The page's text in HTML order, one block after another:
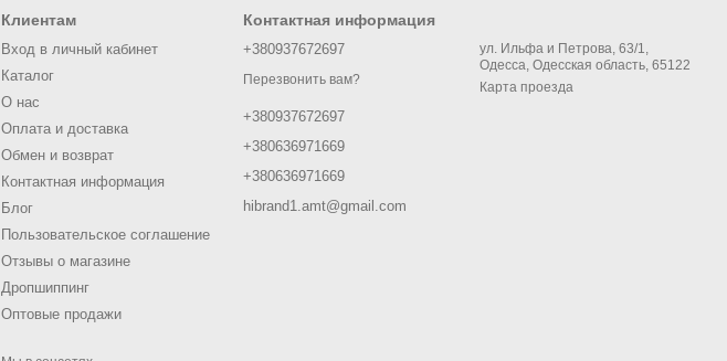
Клиентам
Вход в личный кабинет
Каталог
О нас
Оплата и доставка
Обмен и возврат
Контактная информация
Блог
Пользовательское соглашение
Отзывы о магазине
Дропшиппинг
Оптовые продажи
Контактная информация
+380937672697
Перезвонить вам?
+380937672697
+380636971669
+380636971669
hibrand1.amt@gmail.com
ул. Ильфа и Петрова, 63/1,
Одесса, Одесская область, 65122
Карта проезда